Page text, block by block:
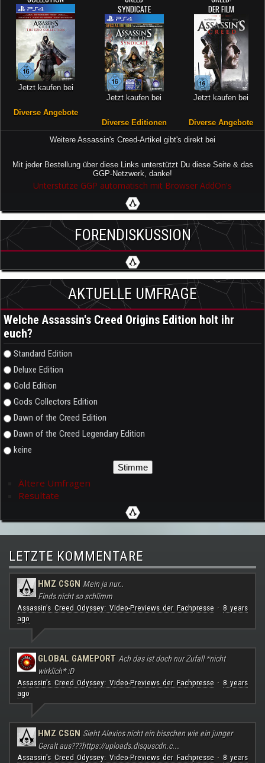
Jetzt kaufen bei
Diverse Angebote
SYNDICATE
Jetzt kaufen bei
Diverse Editionen
DER FILM
Jetzt kaufen bei
Diverse Angebote
Weitere Assassin's Creed-Artikel gibt's direkt bei
Mit jeder Bestellung über diese Links unterstützt Du diese Seite & das
GGP-Netzwerk, danke!
Unterstütze GGP automatisch mit Browser AddOn's
FORENDISKUSSION
AKTUELLE UMFRAGE
Welche Assassin's Creed Origins Edition holt ihr
euch?
Auswahlmöglichkeiten
Standard Edition
Deluxe Edition
Gold Edition
Gods Collectors Edition
Dawn of the Creed Edition
Dawn of the Creed Legendary Edition
keine
Ältere Umfragen
Resultate
LETZTE KOMMENTARE
HMZ CSGN Mein ja nur..
Finds nicht so schlimm
Assassin's Creed Odyssey: Video-Previews der Fachpresse· 8 years
ago
GLOBAL GAMEPORT Ach das ist doch nur Zufall *nicht
wirklich* :D
Assassin's Creed Odyssey: Video-Previews der Fachpresse· 8 years
ago
HMZ CSGN Sieht Alexios nicht ein bisschen wie ein junger
Geralt aus???https://uploads.disquscdn.c...
Assassin's Creed Odyssey: Video-Previews der Fachpresse· 8 years